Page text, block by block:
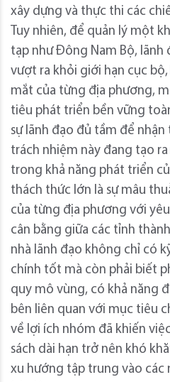
xây dựng và thực thi các
Tuy nhiên, để quản lý một
tạp như Đông Nam Bộ, lãnh
vượt ra khỏi giới hạn cục
mắt của từng địa phương,
tiêu phát triển bền vững
sự lãnh đạo đủ tầm để
trách nhiệm này đang tạo
trong khả năng phát triển
thách thức lớn là sự mâu
của từng địa phương với
cân bằng giữa các tỉnh
nhà lãnh đạo không chỉ có
chính tốt mà còn phải biết
quy mô vùng, có khả năng
bên liên quan với mục tiêu
về lợi ích nhóm đã khiến
sách dài hạn trở nên khó
xu hướng tập trung vào các